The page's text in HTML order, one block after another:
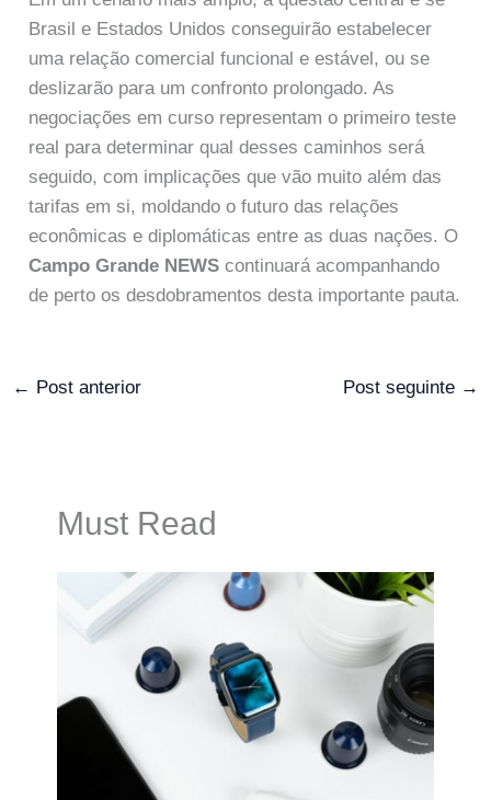
Brasil e Estados Unidos conseguirão estabelecer
uma relação comercial funcional e estável, ou se
deslizarão para um confronto prolongado. As
negociações em curso representam o primeiro teste
real para determinar qual desses caminhos será
seguido, com implicações que vão muito além das
tarifas em si, moldando o futuro das relações
econômicas e diplomáticas entre as duas nações. O
Campo Grande NEWS continuará acompanhando
de perto os desdobramentos desta importante pauta.
← Post anterior Post seguinte →
Must Read